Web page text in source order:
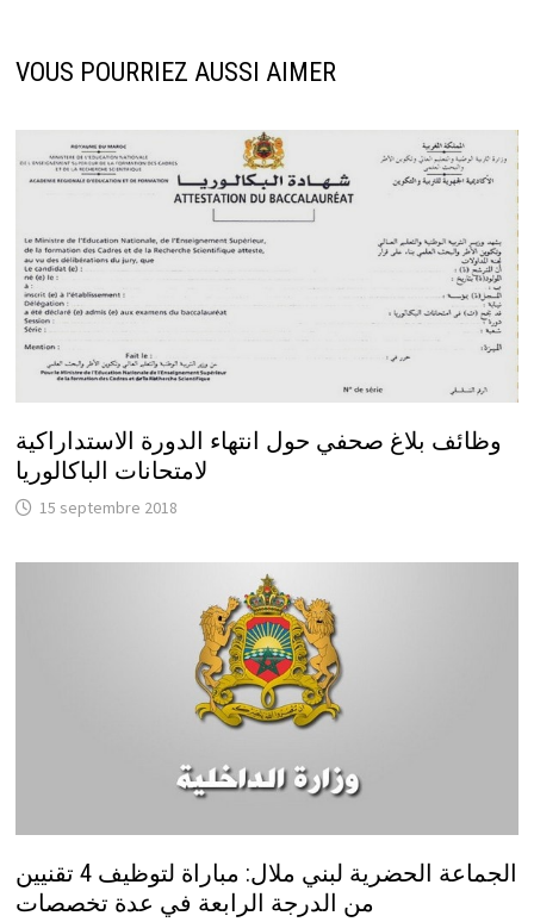
VOUS POURRIEZ AUSSI AIMER
وظائف بلاغ صحفي حول انتهاء الدورة الاستداراكية
لامتحانات الباكالوريا
15 septembre 2018
الجماعة الحضرية لبني ملال: مباراة لتوظيف 4 تقنيين
من الدرجة الرابعة في عدة تخصصات